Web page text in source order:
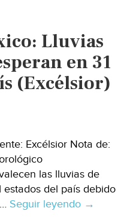
territorio,
y
bosques
“Fiesta
Maíz”
(Sin
Embargo)
Lluvias
en 31
(Excélsior)
Excélsior Nota de:
las lluvias de
estados del país debido
Seguir leyendo Ciudad
→